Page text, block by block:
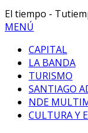
El tiempo -
MENÚ
CAPITAL
LA BANDA
TURISMO
SANTIAGO
NDE
CULTURA Y